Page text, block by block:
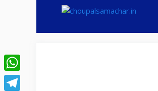
WhatsApp